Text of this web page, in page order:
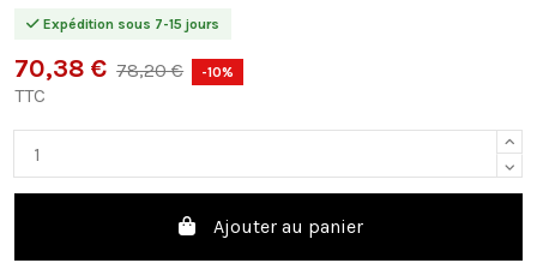
Expédition sous 7-15 jours
70,38 € 78,20 € -10%
TTC
Ajouter au panier